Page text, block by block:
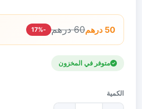
50 درهم 60 درهم -17%
متوفر في المخزون
الكمية